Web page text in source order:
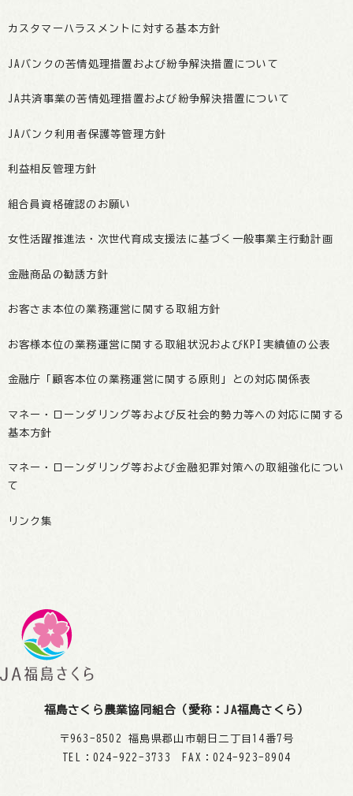
カスタマーハラスメントに対する基本方針
JAバンクの苦情処理措置および紛争解決措置について
JA共済事業の苦情処理措置および紛争解決措置について
JAバンク利用者保護等管理方針
利益相反管理方針
組合員資格確認のお願い
女性活躍推進法・次世代育成支援法に基づく一般事業主行動計画
金融商品の勧誘方針
お客さま本位の業務運営に関する取組方針
お客様本位の業務運営に関する取組状況およびKPI実績値の公表
金融庁「顧客本位の業務運営に関する原則」との対応関係表
マネー・ローンダリング等および反社会的勢力等への対応に関する
基本方針
マネー・ローンダリング等および金融犯罪対策への取組強化につい
て
リンク集
福島さくら農業協同組合（愛称：JA福島さくら）
〒963-8502 福島県郡山市朝日二丁目14番7号
TEL：024-922-3733 FAX：024-923-8904